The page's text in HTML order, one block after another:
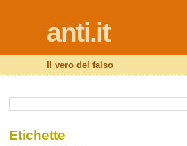
anti.it
Il vero del falso
Etichette